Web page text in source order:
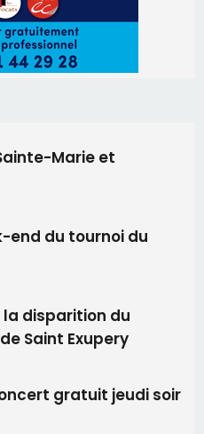
Marie et
end du tournoi du
disparition du
Saint Exupery
gratuit jeudi soir